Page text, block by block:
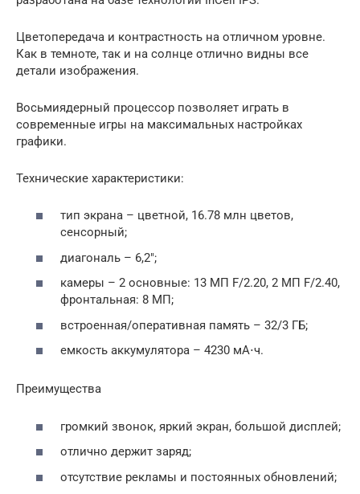
Цветопередача и контрастность на отличном уровне.
Как в темноте, так и на солнце отлично видны все
детали изображения.
Восьмиядерный процессор позволяет играть в
современные игры на максимальных настройках
графики.
Технические характеристики:
тип экрана – цветной, 16.78 млн цветов,
сенсорный;
диагональ – 6,2″;
камеры – 2 основные: 13 МП F/2.20, 2 МП F/2.40,
фронтальная: 8 МП;
встроенная/оперативная память – 32/3 ГБ;
емкость аккумулятора – 4230 мА⋅ч.
Преимущества
громкий звонок, яркий экран, большой дисплей;
отлично держит заряд;
отсутствие рекламы и постоянных обновлений;